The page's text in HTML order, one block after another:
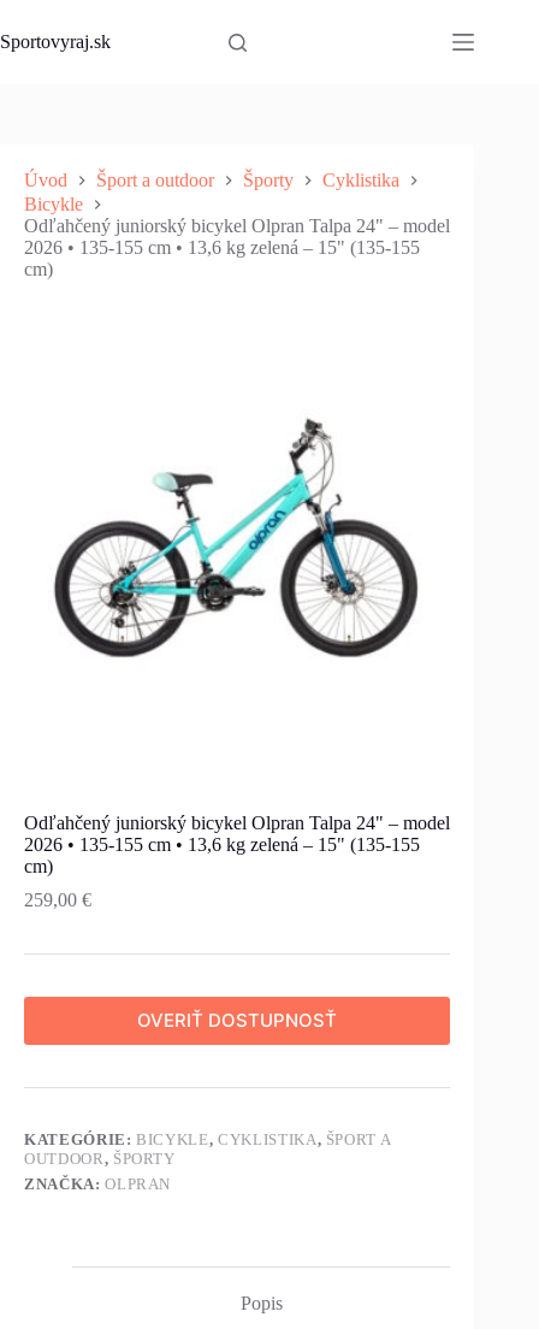
to
content
Sportovyraj.sk
Úvod Šport a outdoor Športy
Cyklistika
Bicykle
Odľahčený juniorský bicykel Olpran Talpa 24" – model
2026 • 135-155 cm • 13,6 kg zelená – 15" (135-155
cm)
Odľahčený juniorský bicykel Olpran Talpa 24" – model
2026 • 135-155 cm • 13,6 kg zelená – 15" (135-155
cm)
259,00 €
OVERIŤ DOSTUPNOSŤ
KATEGÓRIE:BICYKLE,CYKLISTIKA, ŠPORT A
OUTDOOR , ŠPORTY
ZNAČKA:OLPRAN
Popis